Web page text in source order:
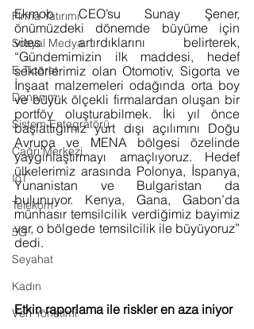
Firma Yatırımı
Sosyal Medya
E-Ticaret
Donanım
Sistem Entegratörü
Çağrı Merkezi
IoT
Telekom
5G
Seyahat
Kadın
Veri Yönetimi
Ekmob CEO’su Sunay Şener,
önümüzdeki dönemde büyüme için
vites artırdıklarını belirterek,
“Gündemimizin ilk maddesi, hedef
sektörlerimiz olan Otomotiv, Sigorta ve
İnşaat malzemeleri odağında orta boy
ve büyük ölçekli firmalardan oluşan bir
portföy oluşturabilmek. İki yıl önce
başlattığımız yurt dışı açılımını Doğu
Avrupa ve MENA bölgesi özelinde
yaygınlaştırmayı amaçlıyoruz. Hedef
ülkelerimiz arasında Polonya, İspanya,
Yunanistan ve Bulgaristan da
bulunuyor. Kenya, Gana, Gabon’da
münhasır temsilcilik verdiğimiz bayimiz
var, o bölgede temsilcilik ile büyüyoruz”
dedi.
Etkin raporlama ile riskler en aza iniyor